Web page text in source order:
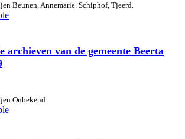
Beunen, Annemarie. Schiphof, Tjeerd.
archieven van de gemeente Beerta
Onbekend